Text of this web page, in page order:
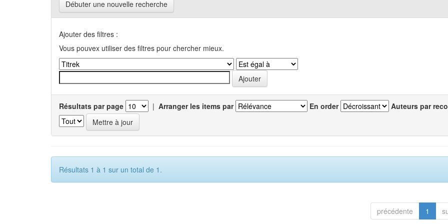
Débuter une nouvelle recherche
Ajouter des filtres :
Vous pouvex utiliser des filtres pour chercher mieux.
Résultats par page | Arranger les items par En order Auteurs par
Résultats 1 à 1 sur un total de 1.
précédente 1